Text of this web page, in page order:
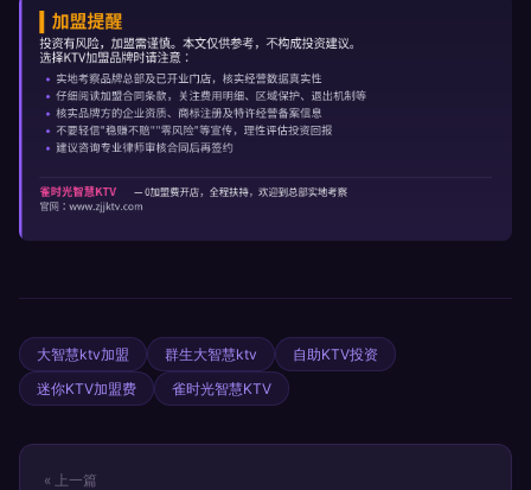
大智慧ktv加盟 群生大智慧ktv
自助KTV投资
迷你KTV加盟费
雀时光智慧KTV
« 上一篇